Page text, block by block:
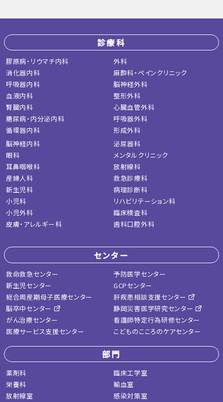
診療科
膠原病・リウマチ内科
消化器内科
呼吸器内科
血液内科
腎臓内科
糖尿病・内分泌内科
循環器内科
外科
麻酔科・ペインクリニック
脳神経外科
整形外科
心臓血管外科
呼吸器外科
形成外科
脳神経内科
眼科
耳鼻咽喉科
産婦人科
新生児科
小児科
小児外科
皮膚・アレルギー科
泌尿器科
メンタルクリニック
放射線科
救急診療科
病理診断科
リハビリテーション科
臨床検査科
歯科口腔外科
センター
救命救急センター
新生児センター
総合周産期母子医療センター
脳卒中センター
がん治療センター
医療サービス支援センター
予防医学センター
GCPセンター
肝疾患相談支援センター
静岡災害医学研究センター
看護師特定行為研修センター
こどものこころのケアセンター
部門
薬剤科
栄養科
放射線室
臨床工学室
輸血室
感染対策室